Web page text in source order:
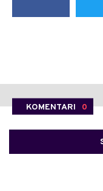
KOMENTARI 0